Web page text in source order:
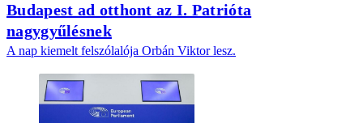
Budapest ad otthont az I. Patrióta
nagygyűlésnek
A nap kiemelt felszólalója Orbán Viktor lesz.